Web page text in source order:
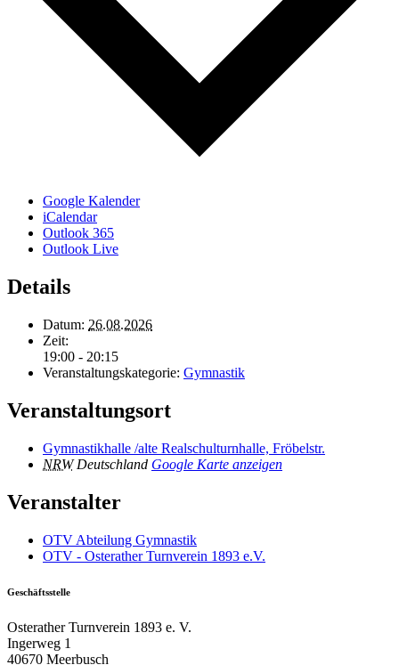
Google Kalender
iCalendar
Outlook 365
Outlook Live
Details
Datum: 26.08.2026
Zeit:
19:00 - 20:15
Veranstaltungskategorie: Gymnastik
Veranstaltungsort
Gymnastikhalle /alte Realschulturnhalle, Fröbelstr.
NRW Deutschland Google Karte anzeigen
Veranstalter
OTV Abteilung Gymnastik
OTV - Osterather Turnverein 1893 e.V.
Geschäftsstelle
Osterather Turnverein 1893 e. V.
Ingerweg 1
40670 Meerbusch